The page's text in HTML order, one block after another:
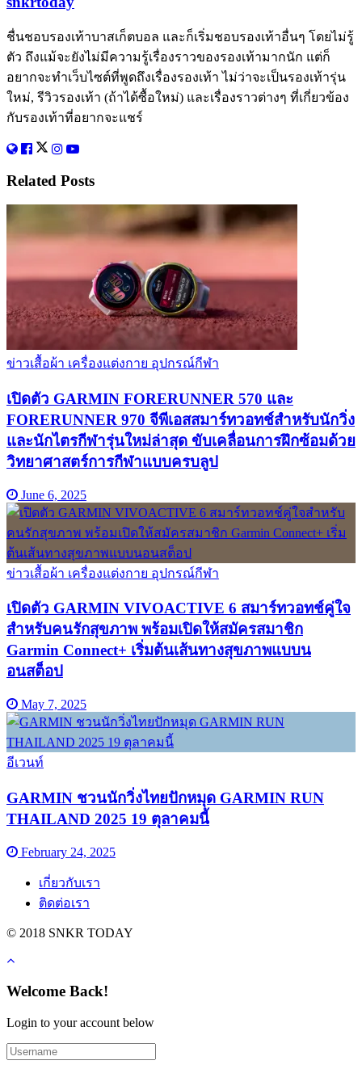
ชื่นชอบรองเท้าบาสเก็ตบอล และก็เริ่มชอบรองเท้าอื่นๆ โดยไม่รู้
ตัว ถึงแม้จะยังไม่มีความรู้เรื่องราวของรองเท้ามากนัก แต่ก็
อยากจะทำเว็บไซต์ที่พูดถึงเรื่องรองเท้า ไม่ว่าจะเป็นรองเท้ารุ่น
ใหม่, รีวิวรองเท้า (ถ้าได้ซื้อใหม่) และเรื่องราวต่างๆ ที่เกี่ยวข้อง
กับรองเท้าที่อยากจะแชร์
Related Posts
ข่าวเสื้อผ้า เครื่องแต่งกาย อุปกรณ์กีฬา
เปิดตัว GARMIN FORERUNNER 570 และ
FORERUNNER 970 จีพีเอสสมาร์ทวอทช์สำหรับนักวิ่ง
และนักไตรกีฬารุ่นใหม่ล่าสุด ขับเคลื่อนการฝึกซ้อมด้วย
วิทยาศาสตร์การกีฬาแบบครบลูป
June 6, 2025
ข่าวเสื้อผ้า เครื่องแต่งกาย อุปกรณ์กีฬา
เปิดตัว GARMIN VIVOACTIVE 6 สมาร์ทวอทช์คู่ใจ
สำหรับคนรักสุขภาพ พร้อมเปิดให้สมัครสมาชิก
Garmin Connect+ เริ่มต้นเส้นทางสุขภาพแบบน
อนสต็อป
May 7, 2025
อีเวนท์
GARMIN ชวนนักวิ่งไทยปักหมุด GARMIN RUN
THAILAND 2025 19 ตุลาคมนี้
February 24, 2025
เกี่ยวกับเรา
ติดต่อเรา
© 2018 SNKR TODAY
Welcome Back!
Login to your account below